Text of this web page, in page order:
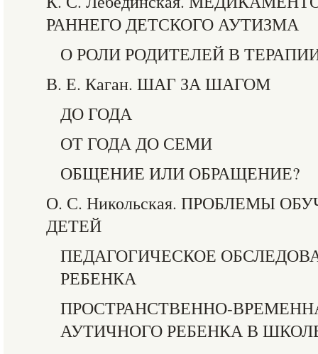
РАННЕГО ДЕТСКОГО АУТИЗМА
О РОЛИ РОДИТЕЛЕЙ В
В. Е. Каган. ШАГ ЗА ШАГОМ
ДО ГОДА
ОТ ГОДА ДО СЕМИ
ОБЩЕНИЕ ИЛИ ОБРАЩЕНИЕ?
О. С. Никольская. ПРОБЛЕМЫ
ДЕТЕЙ
ПЕДАГОГИЧЕСКОЕ
РЕБЕНКА
ПРОСТРАНСТВЕННО-
АУТИЧНОГО РЕБЕНКА В